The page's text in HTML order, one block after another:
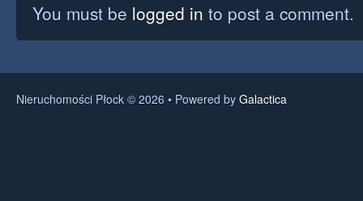
You must be logged in to post a comment.
Nieruchomości Płock © 2026 • Powered by Galactica